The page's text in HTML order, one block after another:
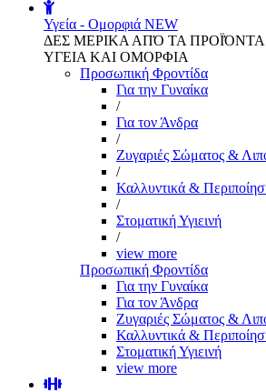
Υγεία - Ομορφιά NEW
ΔΕΣ ΜΕΡΙΚΑ ΑΠΌ ΤΑ
ΥΓΕΙΑ ΚΑΙ ΟΜΟΡΦΙΑ
Προσωπική Φροντίδα
Για την Γυναίκα
/
Για τον Άνδρα
/
Ζυγαριές Σώματος &
/
Καλλυντικά &
/
Στοματική Υγιεινή
/
view more
Προσωπική Φροντίδα
Για την Γυναίκα
Για τον Άνδρα
Ζυγαριές Σώματος &
Καλλυντικά &
Στοματική Υγιεινή
view more